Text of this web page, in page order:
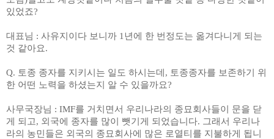
있었죠?
대표님 : 사유지이다 보니까 1 년에 한 번정도는 옮겨다니게 되는
것 같아요.
Q. 토종 종자를 지키시는 일도 하시는데 , 토종종자를 보존하기 위
한 어떤 노력을 하셨는지 알 수 있을까요?
사무국장님 : IMF를 거치면서 우리나라의 종묘회사들이 문을 닫
게 되고, 외국에 종자를 많이 뺏기게 되었습니다. 그래서 우리나
라의 농민들은 외국의 종묘회사에 많은 로열티를 지불하게 됩니